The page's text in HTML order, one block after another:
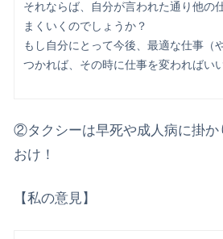
それならば、自分が言われた通り他の
まくいくのでしょうか？
もし自分にとって今後、最適な仕事（
つかれば、その時に仕事を変わればい
②タクシーは早死や成人病に掛か
おけ！
【私の意見】